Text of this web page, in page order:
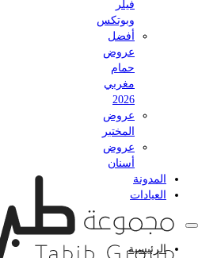
وبوتكس
أفضل
عروض
حمام
مغربي
عروض
المختبر
عروض
أسنان
المدونة
العيادات
الرئيسية